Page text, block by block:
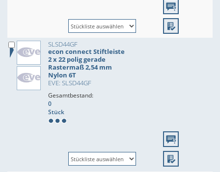
SLSD44GF
econ connect Stiftleiste
2 x 22 polig gerade
Rastermaß 2,54 mm
Nylon 6T
EVE: SLSD44GF
Gesamtbestand:
0
Stück